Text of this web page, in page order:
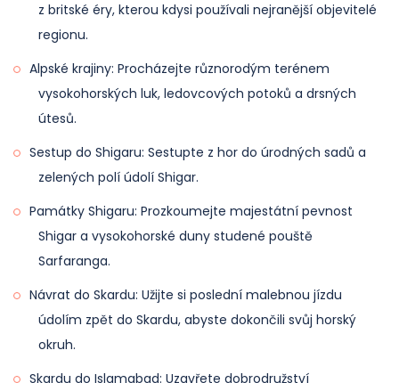
z britské éry, kterou kdysi používali nejranější objevitelé
regionu.
Alpské krajiny: Procházejte různorodým terénem
vysokohorských luk, ledovcových potoků a drsných
útesů.
Sestup do Shigaru: Sestupte z hor do úrodných sadů a
zelených polí údolí Shigar.
Památky Shigaru: Prozkoumejte majestátní pevnost
Shigar a vysokohorské duny studené pouště
Sarfaranga.
Návrat do Skardu: Užijte si poslední malebnou jízdu
údolím zpět do Skardu, abyste dokončili svůj horský
okruh.
Skardu do Islamabad: Uzavřete dobrodružství